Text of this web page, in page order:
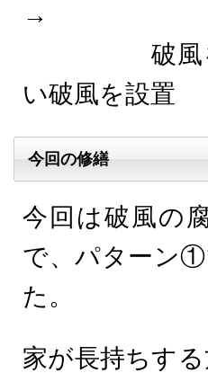
→
破風を新
い破風を設置
今回の修繕
今回は破風の
で、パターン①
た。
家が長持ちす